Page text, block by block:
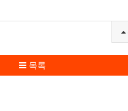
목록